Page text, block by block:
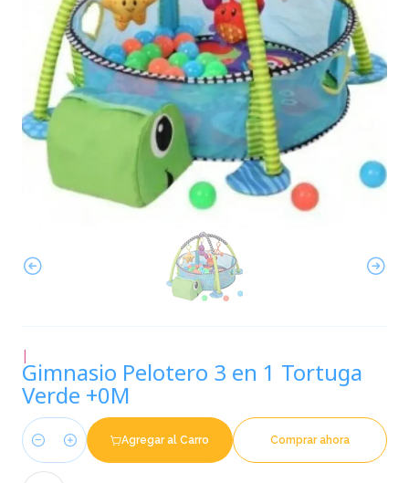
|
Gimnasio Pelotero 3 en 1 Tortuga
Verde +0M
Cantidad
Agregar al Carro Comprar ahora